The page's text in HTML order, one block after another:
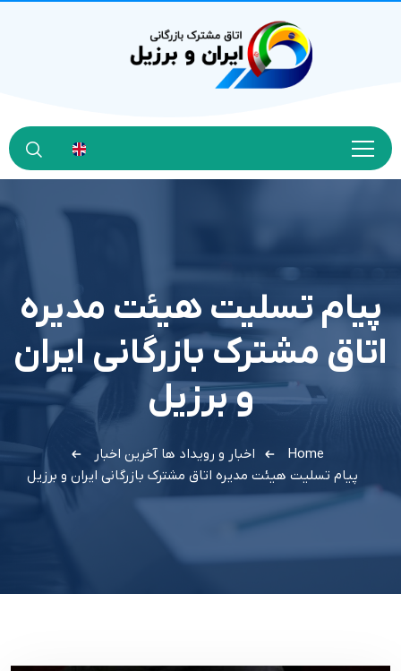
پیام تسلیت هیئت مدیره
اتاق مشترک بازرگانی ایران
و برزیل
Home اخبار و رویداد ها آخرین اخبار
پیام تسلیت هیئت مدیره اتاق مشترک بازرگانی ایران و برزیل